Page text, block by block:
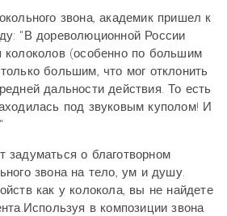
звона, академик пришел к
"В дореволюционной России
колоколов (особенно по большим
большим, что мог отклонить
дальности действия. То есть
под звуковым куполом! И
задуматься о благотворном
звона на тело, ум и душу.
как у колокола, вы не найдете
в композиции звона